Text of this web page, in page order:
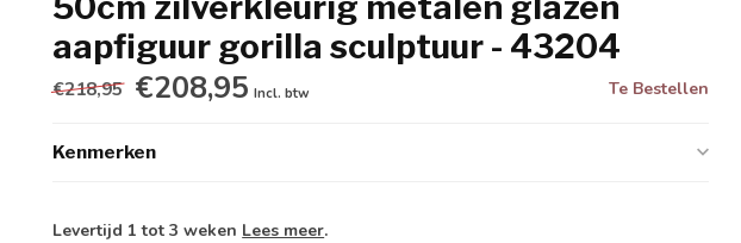
aapfiguur gorilla sculptuur - 43204
€218,95 €208,95 Incl. btw Te Bestellen
Kenmerken
Levertijd 1 tot 3 weken Lees meer.